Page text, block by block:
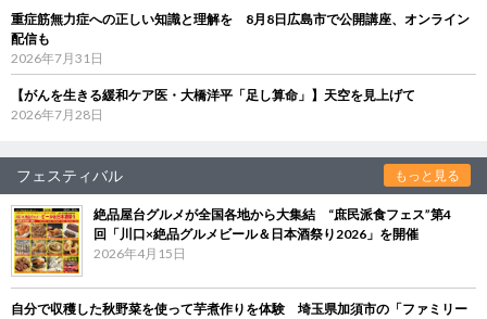
重症筋無力症への正しい知識と理解を 8月8日広島市で公開講座、オンライン
配信も
2026年7月31日
【がんを生きる緩和ケア医・大橋洋平「足し算命」】天空を見上げて
2026年7月28日
フェスティバル もっと見る
絶品屋台グルメが全国各地から大集結 “庶民派食フェス”第4
回「川口×絶品グルメビール＆日本酒祭り2026」を開催
2026年4月15日
自分で収穫した秋野菜を使って芋煮作りを体験 埼玉県加須市の「ファミリー